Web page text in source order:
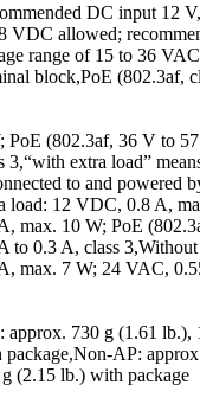
DC input 12
VDC allowed;
range of 15 to 36
block,PoE (802.3af,
PoE (802.3af, 36 V to
3,“with extra load”
to and powered
load: 12 VDC, 0.8 A,
max. 10 W; PoE
to 0.3 A, class
max. 7 W; 24 VAC,
approx. 730 g (1.61 lb.),
package,Non-AP:
(2.15 lb.) with package